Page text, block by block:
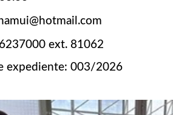
ext. 81062
expediente: 003/2026